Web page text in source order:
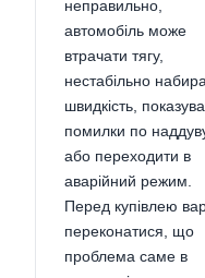
неправильно,
автомобіль може
втрачати тягу,
нестабільно
швидкість,
помилки по
або переходити в
аварійний режим.
Перед купівлею
переконатися, що
проблема саме в